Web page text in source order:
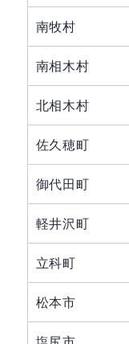
南牧村
南相木村
北相木村
佐久穂町
御代田町
軽井沢町
立科町
松本市